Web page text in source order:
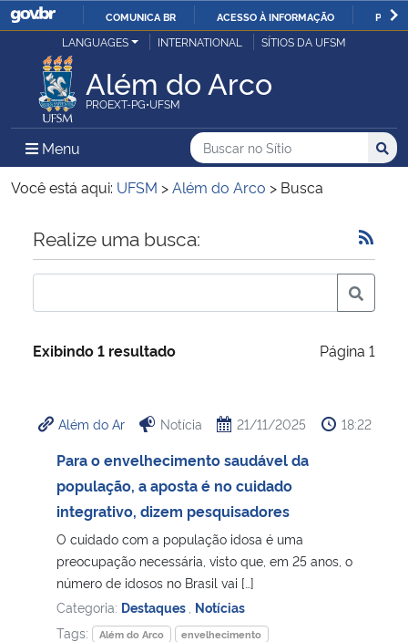
IR
O
COMUNICA BR ACESSO À INFORMAÇÃO
Ministério da Justiça e Segurança Pública
Ministério da Defesa
Ministério das Relações Exteriores
Ministério da Economia
Ministério da Infraestrutura
Ministério da Cidadania
Ministério de Minas e Energia
Ministério da Ciência, Tecnologia, Inovações e Comunicações
Ministério do Meio Ambiente
LANGUAGES INTERNATIONAL SÍTIOS DA UFSM
Além do Arco
PROEXT-PG•UFSM
Menu Menu Principal do Sítio
Busca
Buscar no no Sítio
Busca:
Você está aqui: UFSM >Além do Arco > Busca
Início do conteúdo
Realize uma busca:
Exibindo 1 resultado Página 1
Além do Ar Notícia 21/11/2025 18:22
Para o envelhecimento saudável da
população, a aposta é no cuidado
integrativo, dizem pesquisadores
O cuidado com a população idosa é uma
preocupação necessária, visto que, em 25 anos, o
número de idosos no Brasil vai […]
Categoria: Destaques Notícias
Tags:
Além do Arco
envelhecimento